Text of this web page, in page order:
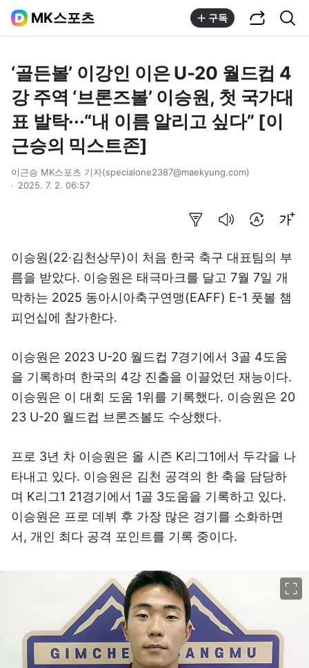
MK스포츠 구독
‘골든볼’ 이강인 이은 U-20 월드컵 4
강 주역 ‘브론즈볼’ 이승원, 첫 국가대
표 발탁···“내 이름 알리고 싶다” [이
근승의 믹스트존]
이근승 MK스포츠 기자(specialone2387@maekyung.com)
2025. 7. 2. 06:57
이승원(22·김천상무)이 처음 한국 축구 대표팀의 부
름을 받았다. 이승원은 태극마크를 달고 7월 7일 개
막하는 2025 동아시아축구연맹(EAFF) E-1 풋볼 챔
피언십에 참가한다.
이승원은 2023 U-20 월드컵 7경기에서 3골 4도움
을 기록하며 한국의 4강 진출을 이끌었던 재능이다.
이승원은 이 대회 도움 1위를 기록했다. 이승원은 20
23 U-20 월드컵 브론즈볼도 수상했다.
프로 3년 차 이승원은 올 시즌 K리그1에서 두각을 나
타내고 있다. 이승원은 김천 공격의 한 축을 담당하
며 K리그1 21경기에서 1골 3도움을 기록하고 있다.
이승원은 프로 데뷔 후 가장 많은 경기를 소화하면
서, 개인 최다 공격 포인트를 기록 중이다.